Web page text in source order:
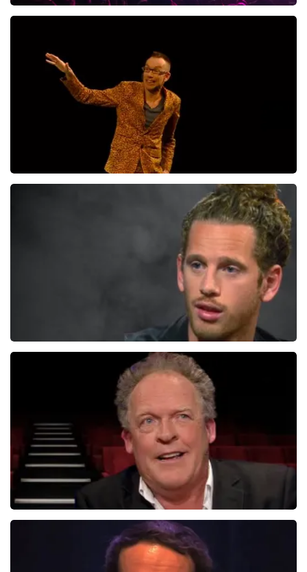
BEKIJKEN
Patrick Laureij
431+reviews
1655+reviews